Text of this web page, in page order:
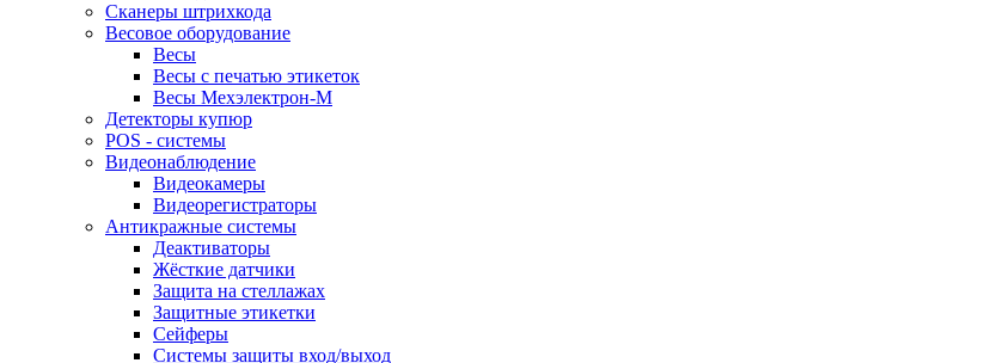
Сканеры штрихкода
Весовое оборудование
Весы
Весы с печатью этикеток
Весы Мехэлектрон-М
Детекторы купюр
POS - системы
Видеонаблюдение
Видеокамеры
Видеорегистраторы
Антикражные системы
Деактиваторы
Жёсткие датчики
Защита на стеллажах
Защитные этикетки
Сейферы
Системы защиты вход/выход